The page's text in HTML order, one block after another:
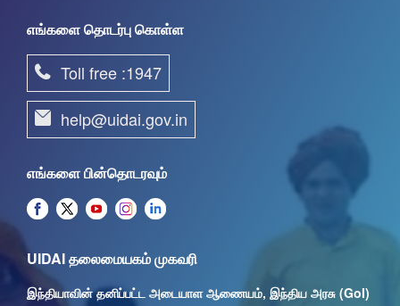
எங்களை தொடர்பு கொள்ள
Toll free :1947
help@uidai.gov.in
எங்களை பின்தொடரவும்
UIDAI தலைமையகம் முகவரி
இந்தியாவின் தனிப்பட்ட அடையாள ஆணையம், இந்திய அரசு (GoI)